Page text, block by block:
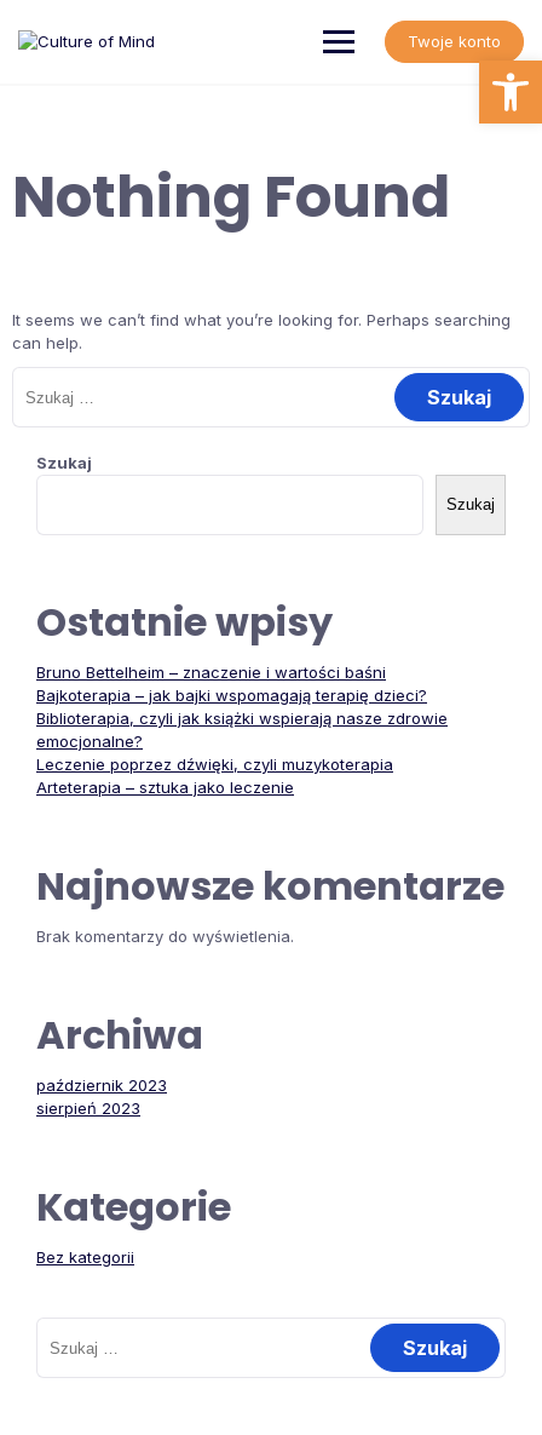
content
Twoje konto
Nothing Found
It seems we can’t find what you’re looking for. Perhaps searching
can help.
Szukaj:
Szukaj
Szukaj
Ostatnie wpisy
Bruno Bettelheim – znaczenie i wartości baśni
Bajkoterapia – jak bajki wspomagają terapię dzieci?
Biblioterapia, czyli jak książki wspierają nasze zdrowie
emocjonalne?
Leczenie poprzez dźwięki, czyli muzykoterapia
Arteterapia – sztuka jako leczenie
Najnowsze komentarze
Brak komentarzy do wyświetlenia.
Archiwa
październik 2023
sierpień 2023
Kategorie
Bez kategorii
Szukaj: